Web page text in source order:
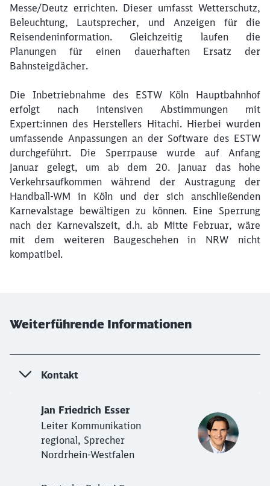
Messe/Deutz errichten. Dieser umfasst Wetterschutz,
Beleuchtung, Lautsprecher, und Anzeigen für die
Reisendeninformation. Gleichzeitig laufen die
Planungen für einen dauerhaften Ersatz der
Bahnsteigdächer.
Die Inbetriebnahme des ESTW Köln Hauptbahnhof
erfolgt nach intensiven Abstimmungen mit
Expert:innen des Herstellers Hitachi. Hierbei wurden
umfassende Anpassungen an der Software des ESTW
durchgeführt. Die Sperrpause wurde auf Anfang
Januar gelegt, um ab dem 20. Januar das hohe
Verkehrsaufkommen während der Austragung der
Handball-WM in Köln und der sich anschließenden
Karnevalstage bewältigen zu können. Eine Sperrung
nach der Karnevalszeit, d.h. ab Mitte Februar, wäre
mit dem weiteren Baugeschehen in NRW nicht
kompatibel.
Weiterführende Informationen
Kontakt
Jan Friedrich Esser
Leiter Kommunikation
regional, Sprecher
Nordrhein-Westfalen